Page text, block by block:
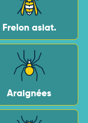
Frelon asiat.
Araignées